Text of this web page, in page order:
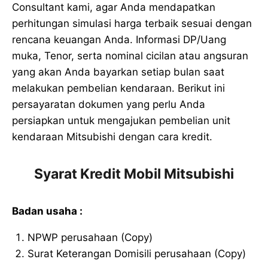
Consultant kami, agar Anda mendapatkan
perhitungan simulasi harga terbaik sesuai dengan
rencana keuangan Anda. Informasi DP/Uang
muka, Tenor, serta nominal cicilan atau angsuran
yang akan Anda bayarkan setiap bulan saat
melakukan pembelian kendaraan. Berikut ini
persayaratan dokumen yang perlu Anda
persiapkan untuk mengajukan pembelian unit
kendaraan Mitsubishi dengan cara kredit.
Syarat Kredit Mobil Mitsubishi
Badan usaha :
NPWP perusahaan (Copy)
Surat Keterangan Domisili perusahaan (Copy)